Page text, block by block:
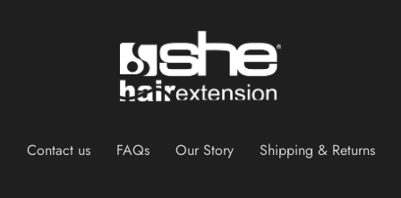
Contact us FAQs Our Story Shipping & Returns